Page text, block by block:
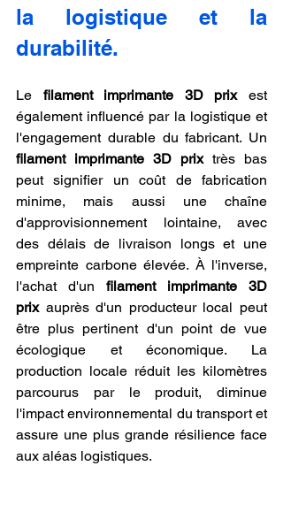
la logistique et la
durabilité.
Le filament imprimante 3D prix est
également influencé par la logistique et
filament imprimante 3D prix très bas
peut signifier un coût de fabrication
minime, mais aussi une chaîne
d'approvisionnement lointaine, avec
des délais de livraison longs et une
empreinte carbone élevée. À l'inverse,
l'achat d'un filament imprimante 3D
prix auprès d'un producteur local peut
être plus pertinent d'un point de vue
écologique et économique. La
production locale réduit les kilomètres
parcourus par le produit, diminue
l'impact environnemental du transport et
assure une plus grande résilience face
aux aléas logistiques.